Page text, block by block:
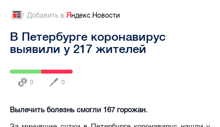
Добавить в Яндекс.Новости
В Петербурге коронавирус
выявили у 217 жителей
0 0
Вылечить болезнь смогли 167 горожан.